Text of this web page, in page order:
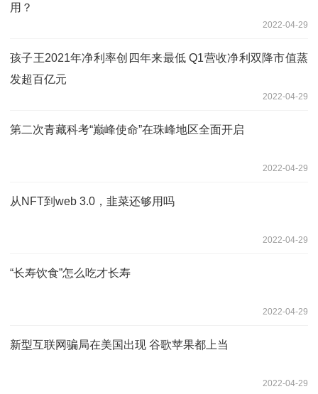
用？
2022-04-29
孩子王2021年净利率创四年来最低 Q1营收净利双降市值蒸
发超百亿元
2022-04-29
第二次青藏科考“巅峰使命”在珠峰地区全面开启
2022-04-29
从NFT到web 3.0，韭菜还够用吗
2022-04-29
“长寿饮食”怎么吃才长寿
2022-04-29
新型互联网骗局在美国出现 谷歌苹果都上当
2022-04-29